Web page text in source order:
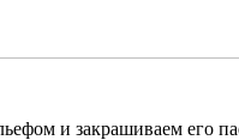
и закрашиваем его